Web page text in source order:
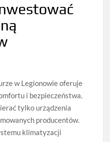
w Legionowie oferuje
i bezpieczeństwa.
tylko urządzenia
producentów.
klimatyzacji